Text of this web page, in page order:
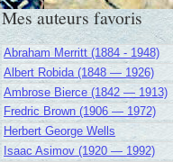
Mes auteurs favoris
Abraham Merritt (1884 - 1948)
Albert Robida (1848 — 1926)
Ambrose Bierce (1842 — 1913)
Fredric Brown (1906 — 1972)
Herbert George Wells
Isaac Asimov (1920 — 1992)